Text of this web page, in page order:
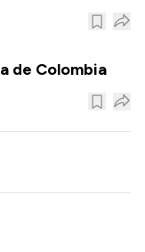
de Colombia